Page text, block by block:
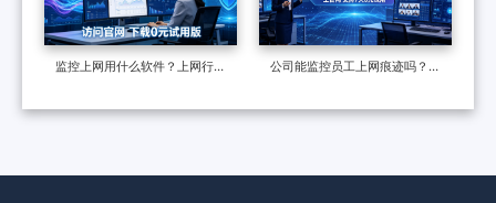
监控上网用什么软件？上网行为
利器
公司能监控员工上网痕迹吗？